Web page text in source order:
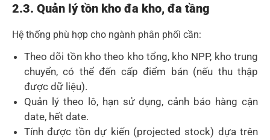
2.3. Quản lý tồn kho đa kho, đa tầng
Hệ thống phù hợp cho ngành phân phối cần:
Theo dõi tồn kho theo kho tổng, kho NPP, kho trung
chuyển, có thể đến cấp điểm bán (nếu thu thập
được dữ liệu).
Quản lý theo lô, hạn sử dụng, cảnh báo hàng cận
date, hết date.
Tính được tồn dự kiến (projected stock) dựa trên